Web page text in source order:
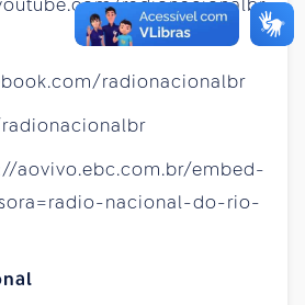
radionacionalbr
aovivo.ebc.com.br/embed-
nacional-do-rio-